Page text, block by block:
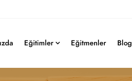
Eğitimler Eğitmenler Blog